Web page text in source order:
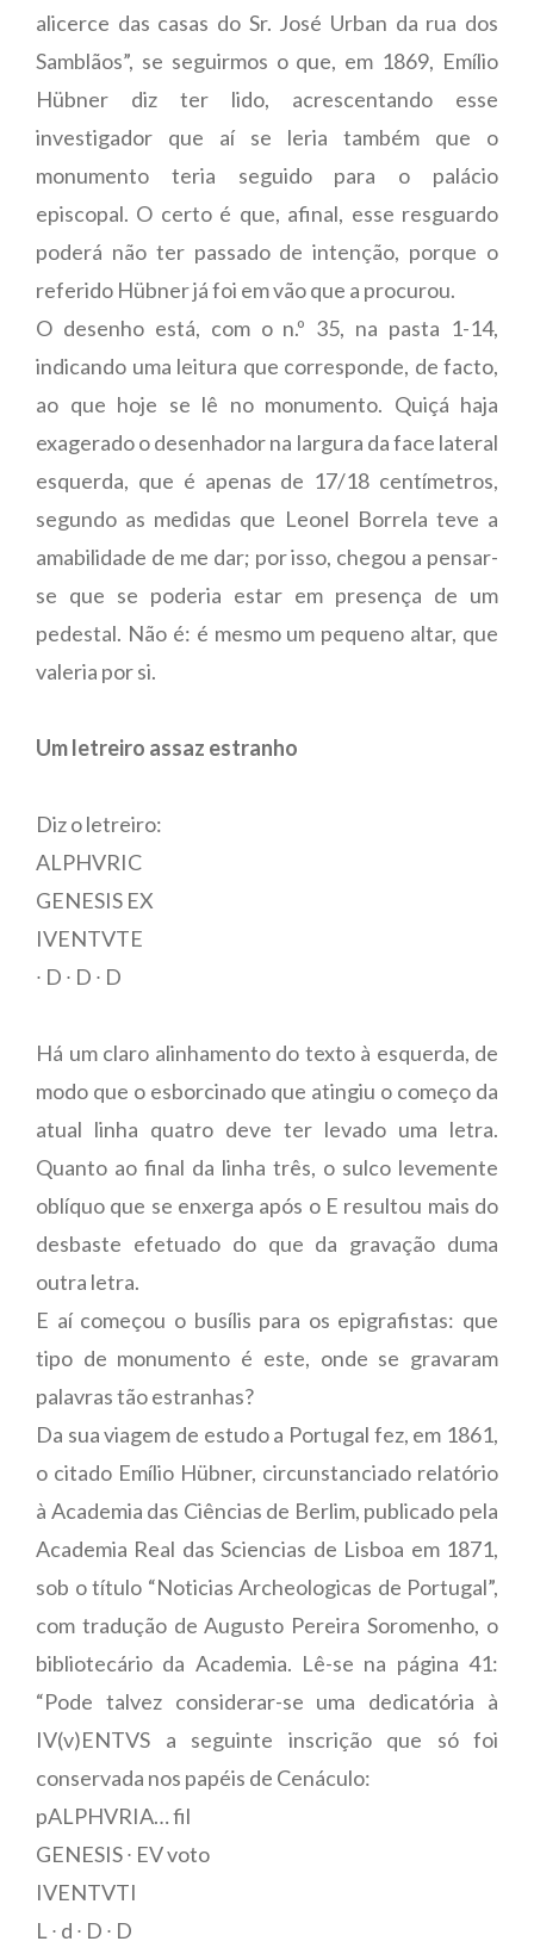
alicerce das casas do Sr. José Urban da rua dos
Samblãos”, se seguirmos o que, em 1869, Emílio
Hübner diz ter lido, acrescentando esse
investigador que aí se leria também que o
monumento teria seguido para o palácio
episcopal. O certo é que, afinal, esse resguardo
poderá não ter passado de intenção, porque o
referido Hübner já foi em vão que a procurou.
O desenho está, com o n.º 35, na pasta 1-14,
indicando uma leitura que corresponde, de facto,
ao que hoje se lê no monumento. Quiçá haja
exagerado o desenhador na largura da face lateral
esquerda, que é apenas de 17/18 centímetros,
segundo as medidas que Leonel Borrela teve a
amabilidade de me dar; por isso, chegou a pensar-
se que se poderia estar em presença de um
pedestal. Não é: é mesmo um pequeno altar, que
valeria por si.
Um letreiro assaz estranho
Diz o letreiro:
ALPHVRIC
GENESIS EX
IVENTVTE
∙ D ∙ D ∙ D
Há um claro alinhamento do texto à esquerda, de
modo que o esborcinado que atingiu o começo da
atual linha quatro deve ter levado uma letra.
Quanto ao final da linha três, o sulco levemente
oblíquo que se enxerga após o E resultou mais do
desbaste efetuado do que da gravação duma
outra letra.
E aí começou o busílis para os epigrafistas: que
tipo de monumento é este, onde se gravaram
palavras tão estranhas?
Da sua viagem de estudo a Portugal fez, em 1861,
o citado Emílio Hübner, circunstanciado relatório
à Academia das Ciências de Berlim, publicado pela
Academia Real das Sciencias de Lisboa em 1871,
sob o título “Noticias Archeologicas de Portugal”,
com tradução de Augusto Pereira Soromenho, o
bibliotecário da Academia. Lê-se na página 41:
“Pode talvez considerar-se uma dedicatória à
IV(v)ENTVS a seguinte inscrição que só foi
conservada nos papéis de Cenáculo:
pALPHVRIA… fil
GENESIS ∙ EV voto
IVENTVTI
L ∙ d ∙ D ∙ D